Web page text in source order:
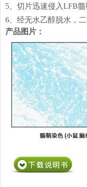
5、切片迅速侵入LFB
6、经无水乙醇脱水，
产品图片：